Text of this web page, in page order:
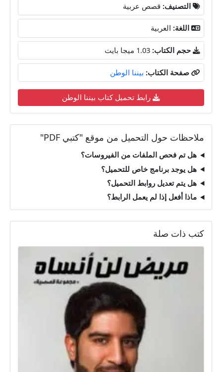
التصنيف: قصص عربية
اللغة: العربية
حجم الكتاب: 1.03 ميجا بايت
صفحة الكتاب: بيننا الوطن
رابط تحميل كتاب بيننا الوطن
ملاحظات حول التحميل من موقع "كتبي PDF"
هل تم فحص الملفات من الفيروسات؟
هل يوجد برنامج خاص للتحميل؟
هل يتم تعديل روابط التحميل؟
ماذا أفعل إذا لم يعمل الرابط؟
كتب ذات صلة